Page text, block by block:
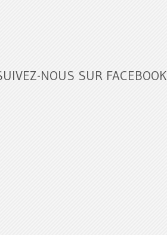
NOUS SUR FACEBOOK